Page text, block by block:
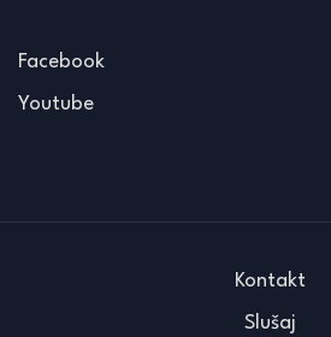
Facebook
Youtube
Kontakt
Slušaj